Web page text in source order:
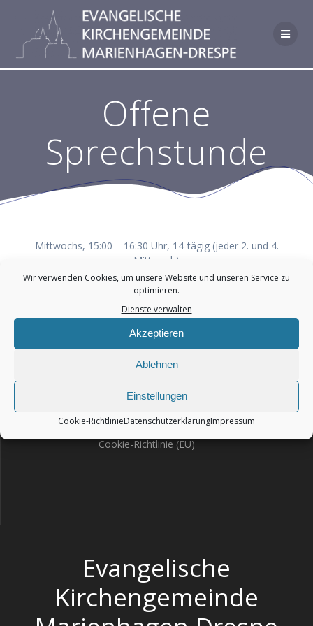
Wir verwenden Cookies, um unsere Website und unseren Service zu
optimieren.
Dienste verwalten
Akzeptieren
Ablehnen
Einstellungen
Cookie-RichtlinieDatenschutzerklärungImpressum
Inhalt
springen
Offene
Sprechstunde
Mittwochs, 15:00 – 16:30 Uhr, 14-tägig (jeder 2. und 4.
Mittwoch)
Ort: Gemeindehaus Hunsheim
Info: Michael Koppers (0178 8160030)
Haftungsausschluss – Disclaimer
Datenschutzerklärung
Cookie-Richtlinie (EU)
Evangelische
Kirchengemeinde